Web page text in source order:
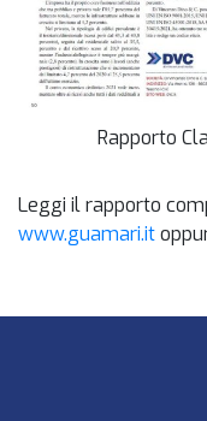
Rapporto
Leggi il rapporto
www.guamari.it